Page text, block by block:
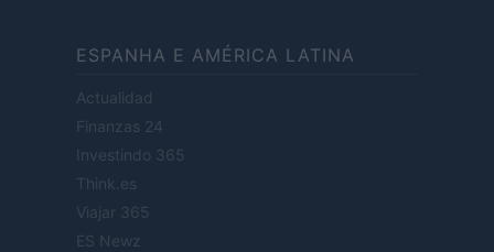
ESPANHA E AMÉRICA LATINA
Actualidad
Finanzas 24
Investindo 365
Think.es
Viajar 365
ES Newz